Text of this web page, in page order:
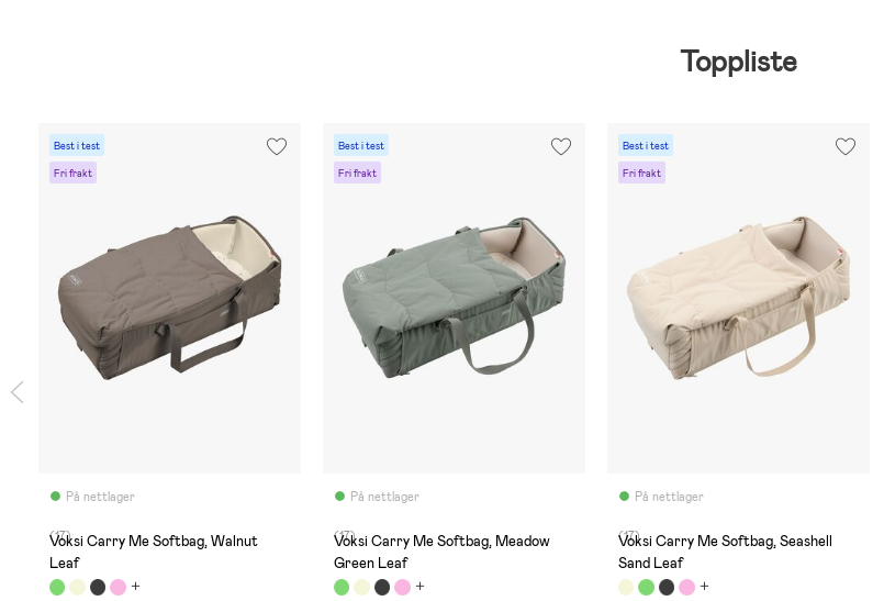
Toppliste
Best i test
Fri frakt
På nettlager
(17)
Voksi Carry Me Softbag, Walnut
Leaf
Best i test
Fri frakt
På nettlager
(17)
Voksi Carry Me Softbag, Meadow
Green Leaf
Best i test
Fri frakt
På nettlager
(17)
Voksi Carry Me Softbag, Seashell
Sand Leaf